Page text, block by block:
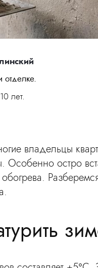
лет.
владельцы
остро